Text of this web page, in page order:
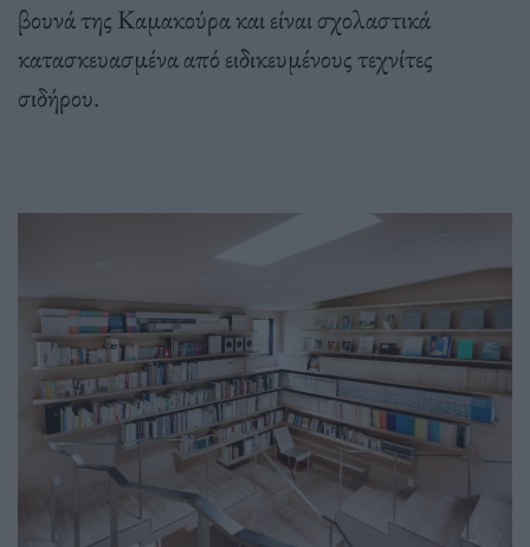
βουνά της Καμακούρα και είναι σχολαστικά
κατασκευασμένα από ειδικευμένους τεχνίτες
σιδήρου.